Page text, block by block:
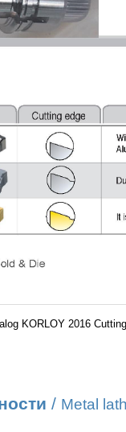
KORLOY 2016
/ Metal